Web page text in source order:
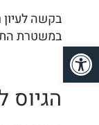
בקשה
במשטרת
פתח סרגל